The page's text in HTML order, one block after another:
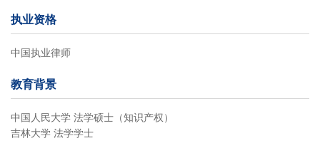
执业资格
中国执业律师
教育背景
中国人民大学 法学硕士（知识产权）
吉林大学 法学学士